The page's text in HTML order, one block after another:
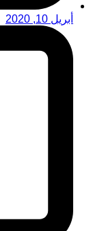
أبريل 10, 2020